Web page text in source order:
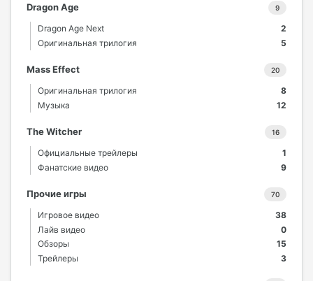
9
Dragon Age
2
Dragon Age Next
5
Оригинальная трилогия
20
Mass Effect
8
Оригинальная трилогия
12
Музыка
16
The Witcher
1
Официальные трейлеры
9
Фанатские видео
70
Прочие игры
38
Игровое видео
0
Лайв видео
15
Обзоры
3
Трейлеры